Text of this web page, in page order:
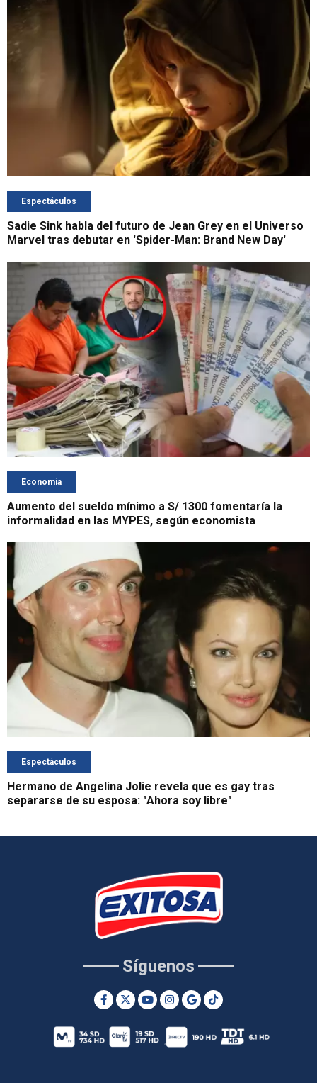
Espectáculos
Sadie Sink habla del futuro de Jean Grey en el Universo
Marvel tras debutar en 'Spider-Man: Brand New Day'
Economía
Aumento del sueldo mínimo a S/ 1300 fomentaría la
informalidad en las MYPES, según economista
Espectáculos
Hermano de Angelina Jolie revela que es gay tras
separarse de su esposa: "Ahora soy libre"
Síguenos